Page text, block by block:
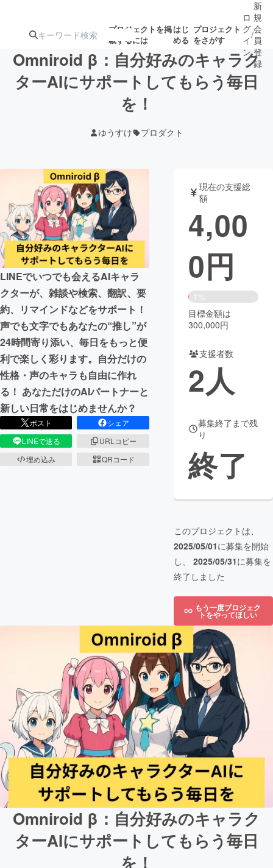
プロジェクトを掲
載するには
はじ
める
プロジェクト
をさがす
注目の新着プロ
テクノロジー・ガジェット
映像・映画 書籍・雑誌
ビジネス・起業 チャレンジ
まちづくり・地域活性化
CAMPFIRE for Social Good
CAMPFIRE Creation
CAMPFIREふるさと納税
コミュニティ
ロ
グ
イ
ン
/
新
規
会
員
登
録
Omniroid β：自分好みのキャラク
ターAIにサポートしてもらう毎日
を！
ゆうすけ プロダクト
LINEでいつでも会えるAIキャラ
クターが、雑談や検索、翻訳、要
約、リマインドなどをサポート！
声でも文字でもあなたの“推し”が
24時間寄り添い、毎日をもっと便
利で楽しく彩ります。自分だけの
性格・声のキャラも自由に作れ
る！ あなただけのAIパートナーと
新しい日常をはじめませんか？
ポスト
シェア
LINEで送る
URLコピー
埋め込み
QRコード
現在の支援総
額
4,00
0円
1%
目標金額は
300,000円
支援者数
2人
募集終了まで残
り
終了
このプロジェクトは、
2025/05/01に募集を開始
し、 2025/05/31に募集を
終了しました
もう一度プロジェク
トをやってほしい
Omniroid β：自分好みのキャラク
ターAIにサポートしてもらう毎日
を！